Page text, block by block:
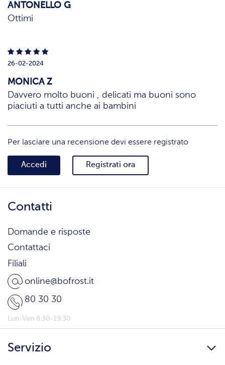
ANTONELLO G
Ottimi
26-02-2024
MONICA Z
Davvero molto buoni , delicati ma buoni sono
piaciuti a tutti anche ai bambini
Per lasciare una recensione devi essere registrato
Accedi Registrati ora
Contatti
Domande e risposte
Contattaci
Filiali
online@bofrost.it
80 30 30
Lun-Ven 8:30-19:30
Servizio